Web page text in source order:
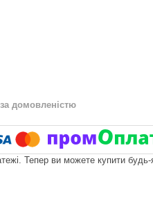
за домовленістю
Тепер ви можете купити